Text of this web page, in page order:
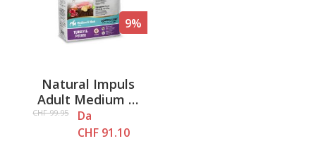
9%
Natural Impuls
Adult Medium &
Maxi - Senior &
Light - Tacchino e
CHF 99.95
Da
CHF 91.10